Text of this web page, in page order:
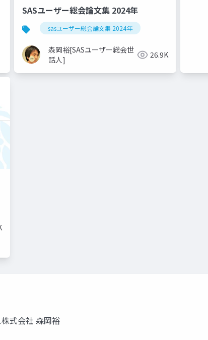
SASユーザー総会論文集 2024年
sasユーザー総会論文集 2024年
森岡裕[SASユーザー総会世
話人]
26.9K
式会社 森岡裕